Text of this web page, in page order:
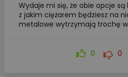
Wydaje mi się, że obie opcje są
z jakim ciężarem będziesz na
metalowe wytrzymają trochę
0 0